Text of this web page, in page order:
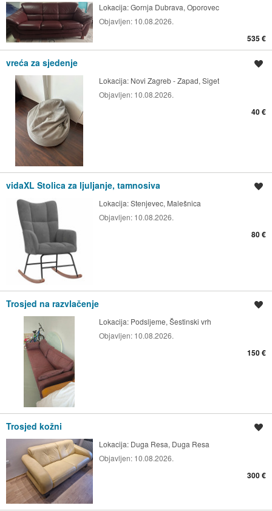
Lokacija:Gornja Dubrava, Oporovec
Objavljen: 10.08.2026.
535 €
vreća za sjedenje
Lokacija: Novi Zagreb - Zapad, Siget
Objavljen: 10.08.2026.
40 €
vidaXL Stolica za ljuljanje, tamnosiva
Lokacija:Stenjevec, Malešnica
Objavljen: 10.08.2026.
80 €
Trosjed na razvlačenje
Lokacija: Podsljeme, Šestinski vrh
Objavljen: 10.08.2026.
150 €
Trosjed kožni
Lokacija: Duga Resa, Duga Resa
Objavljen: 10.08.2026.
300 €